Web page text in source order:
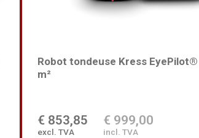
Robot tondeuse Kress EyePilot®
m²
€ 853,85
excl. TVA
€ 999,00
incl. TVA